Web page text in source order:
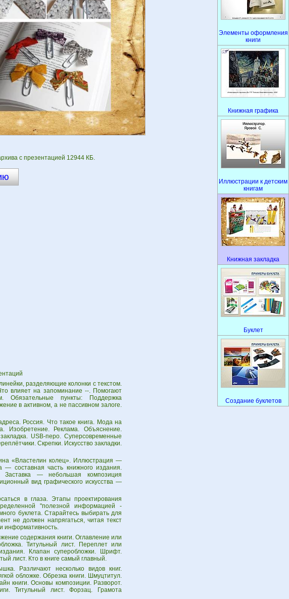
с презентацией 12944 КБ.
разделяющие колонки с текстом.
влияет на запоминание --. Помогают
Обязательные пункты: Поддержка
в активном, а не пассивном залоге.
Россия. Что такое книга. Мода на
Изобретение. Реклама. Объяснение.
USB-перо. Суперсовременные
Скрепки. Искусство закладки.
«Властелин колец». Иллюстрация —
— составная часть книжного издания.
Заставка — небольшая композиция
вид графического искусства —
в глаза. Этапы проектирования
"полезной информацией -
буклета. Старайтесь выбирать для
не должен напрягаться, читая текст
информативность.
содержания книги. Оглавление или
Титульный лист. Переплет или
Клапан суперобложки. Шрифт.
лист. Кто в книге самый главный.
Различают несколько видов книг.
обложке. Обрезка книги. Шмуцтитул.
книги. Основы композиции. Разворот.
Титульный лист. Форзац. Грамота
Элементы оформления
книги
Книжная графика
Иллюстрации к детским
книгам
Книжная закладка
Буклет
Создание буклетов